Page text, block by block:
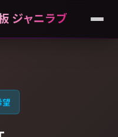
ジャニラブ
望